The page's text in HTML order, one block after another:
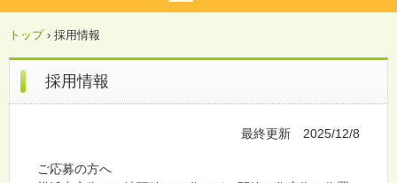
トップ › 採用情報
採用情報
最終更新 2025/12/8
ご応募の方へ